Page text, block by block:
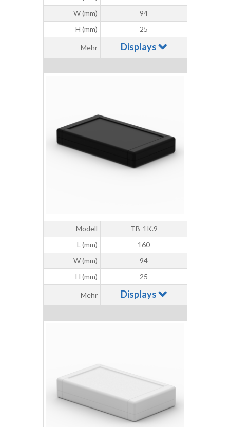
W (mm)
94
H (mm)
25
Mehr Displays
Modell
TB-1K.9
L (mm)
160
W (mm)
94
H (mm)
25
Mehr Displays